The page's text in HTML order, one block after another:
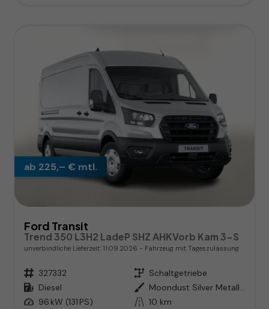
ab 225,– € mtl.
Ford Transit
Trend 350 L3H2 LadeP SHZ AHKVorb Kam 3-S
unverbindliche Lieferzeit: 11.09.2026 Fahrzeug mit Tageszulassung
Fahrzeugnr. 327332 Getriebe Schaltgetriebe
Kraftstoff Diesel Außenfarbe
Moondust Silver Metallic
Leistung 96 kW (131 PS) Kilometerstand 10 km